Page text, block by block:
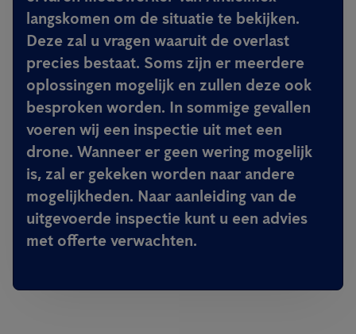
langskomen om de situatie te bekijken.
Deze zal u vragen waaruit de overlast
precies bestaat. Soms zijn er meerdere
oplossingen mogelijk en zullen deze ook
besproken worden. In sommige gevallen
voeren wij een inspectie uit met een
drone. Wanneer er geen wering mogelijk
is, zal er gekeken worden naar andere
mogelijkheden. Naar aanleiding van de
uitgevoerde inspectie kunt u een advies
met offerte verwachten.